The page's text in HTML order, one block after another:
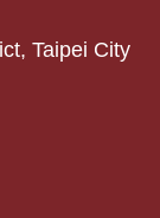
Taipei City